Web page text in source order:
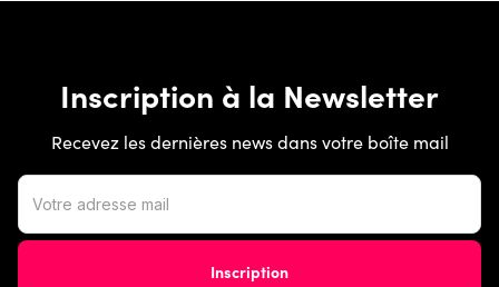
Inscription à la Newsletter
Recevez les dernières news dans votre boîte mail